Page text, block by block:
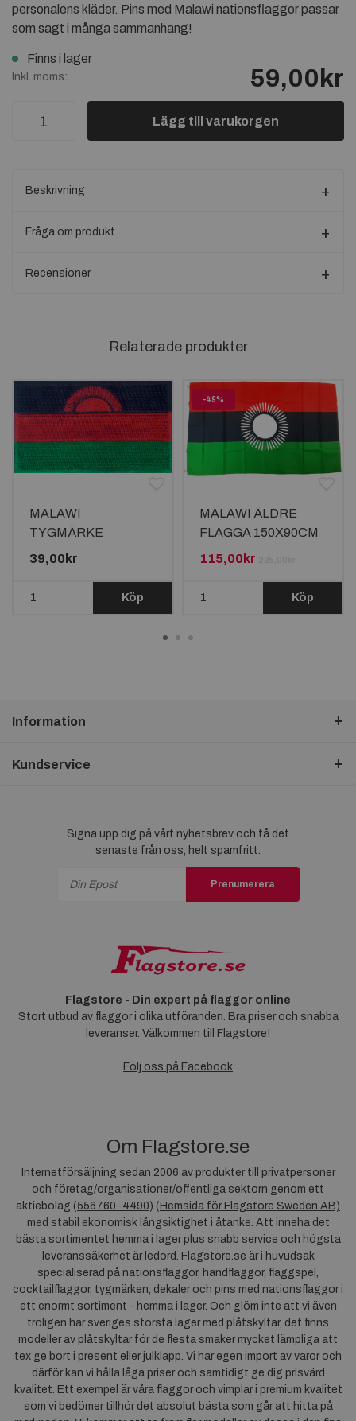
personalens kläder. Pins med Malawi nationsflaggor passar
som sagt i många sammanhang!
Finns i lager
Inkl. moms: 59,00kr
Lägg till varukorgen
Beskrivning
Fråga om produkt
Recensioner
Relaterade produkter
MALAWI
TYGMÄRKE
65x38mm
39,00kr
Köp
-49%
MALAWI ÄLDRE
FLAGGA 150X90CM
115,00kr
Köp
Information
Kundservice
Signa upp dig på vårt nyhetsbrev och få det
senaste från oss, helt spamfritt.
Prenumerera
Flagstore - Din expert på flaggor online
Stort utbud av flaggor i olika utföranden. Bra priser och snabba
leveranser. Välkommen till Flagstore!
Följ oss på Facebook
Om Flagstore.se
Internetförsäljning sedan 2006 av produkter till privatpersoner
och företag/organisationer/offentliga sektorn genom ett
aktiebolag (556760-4490) ( Hemsida för Flagstore Sweden AB)
med stabil ekonomisk långsiktighet i åtanke. Att inneha det
bästa sortimentet hemma i lager plus snabb service och högsta
leveranssäkerhet är ledord. Flagstore.se är i huvudsak
specialiserad på nationsflaggor, handflaggor, flaggspel,
cocktailflaggor, tygmärken, dekaler och pins med nationsflaggor i
ett enormt sortiment - hemma i lager. Och glöm inte att vi även
troligen har sveriges största lager med plåtskyltar, det finns
modeller av plåtskyltar för de flesta smaker mycket lämpliga att
tex ge bort i present eller julklapp. Vi har egen import av varor och
därför kan vi hålla låga priser och samtidigt ge dig prisvärd
kvalitet. Ett exempel är våra flaggor och vimplar i premium kvalitet
som vi bedömer tillhör det absolut bästa som går att hitta på